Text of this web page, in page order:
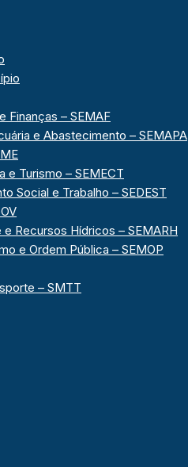
Finanças – SEMAF
e Abastecimento – SEMAPA
e Turismo – SEMECT
Social e Trabalho – SEDEST
Recursos Hídricos – SEMARH
e Ordem Pública – SEMOP
– SMTT